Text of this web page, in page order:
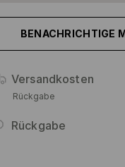
BENACHRICHTIGE
Versandkosten
Rückgabe
Rückgabe